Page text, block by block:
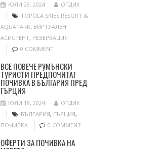
ЮЛИ 29, 2024
ОТДИХ
TOPOLA SKIES RESORT &
AQUAPARK, ВИРТУАЛЕН
АСИСТЕНТ, РЕЗЕРВАЦИЯ
0 COMMENT
ВСЕ ПОВЕЧЕ РУМЪНСКИ
ТУРИСТИ ПРЕДПОЧИТАТ
ПОЧИВКА В БЪЛГАРИЯ ПРЕД
ГЪРЦИЯ
ЮЛИ 18, 2024
ОТДИХ
БЪЛГАРИЯ, ГЪРЦИЯ,
ПОЧИВКА
0 COMMENT
ОФЕРТИ ЗА ПОЧИВКА НА